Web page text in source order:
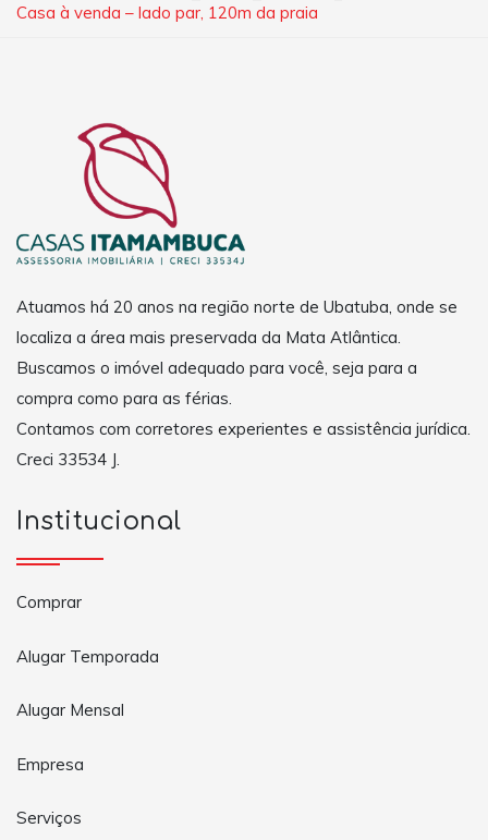
Casa à venda – lado par, 120m da praia
Atuamos há 20 anos na região norte de Ubatuba, onde se
localiza a área mais preservada da Mata Atlântica.
Buscamos o imóvel adequado para você, seja para a
compra como para as férias.
Contamos com corretores experientes e assistência jurídica.
Creci 33534 J.
Institucional
Comprar
Alugar Temporada
Alugar Mensal
Empresa
Serviços